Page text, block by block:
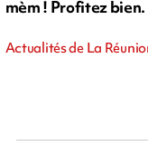
mèm ! Profitez
Actualités de La